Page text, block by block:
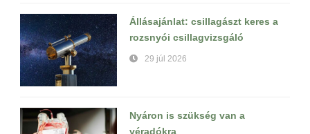
Állásajánlat: csillagászt keres a
rozsnyói csillagvizsgáló
29 júl 2026
Nyáron is szükség van a
véradókra